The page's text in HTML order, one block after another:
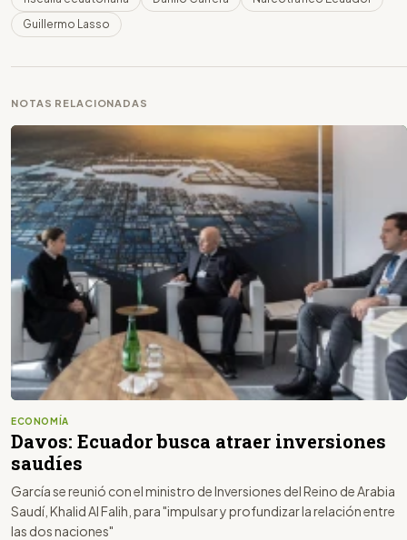
Guillermo Lasso
NOTAS RELACIONADAS
ECONOMÍA
Davos: Ecuador busca atraer inversiones
saudíes
García se reunió con el ministro de Inversiones del Reino de Arabia
Saudí, Khalid Al Falih, para "impulsar y profundizar la relación entre
las dos naciones"